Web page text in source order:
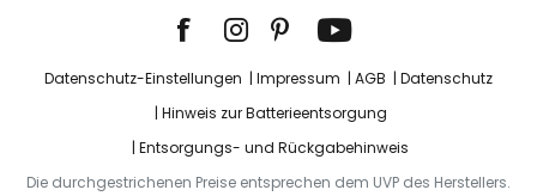
Datenschutz-Einstellungen Impressum AGB
Datenschutz
Hinweis zur Batterieentsorgung
Entsorgungs- und Rückgabehinweis
Die durchgestrichenen Preise entsprechen dem UVP des Herstellers.